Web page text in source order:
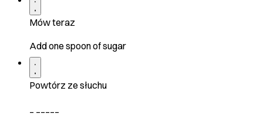
Mów teraz
Add one spoon of sugar
Powtórz ze słuchu